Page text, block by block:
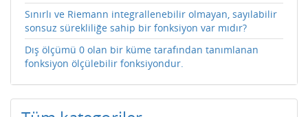
Sınırlı ve Riemann integrallenebilir olmayan, sayılabilir
sonsuz sürekliliğe sahip bir fonksiyon var mıdır?
Dış ölçümü 0 olan bir küme tarafından tanımlanan
fonksiyon ölçülebilir fonksiyondur.